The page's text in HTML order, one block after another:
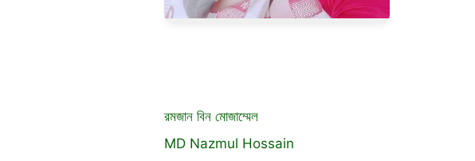
রমজান বিন মোজাম্মেল
MD Nazmul Hossain